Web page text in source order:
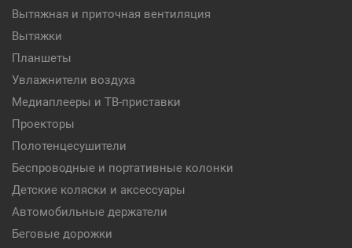
Вытяжная и приточная вентиляция
Вытяжки
Планшеты
Увлажнители воздуха
Медиаплееры и ТВ-приставки
Проекторы
Полотенцесушители
Беспроводные и портативные колонки
Детские коляски и аксессуары
Автомобильные держатели
Беговые дорожки